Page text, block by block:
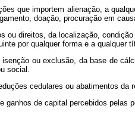
que importem alienação, a
doação, procuração em
ou direitos, da localização,
por qualquer forma e a qualquer
ou exclusão, da base de
social.
cedulares ou abatimentos
ganhos de capital percebidos pelas